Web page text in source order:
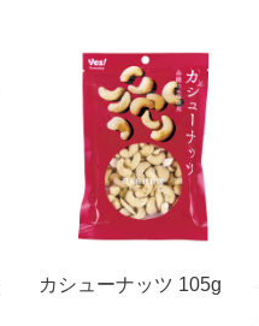
カシューナッツ 105g